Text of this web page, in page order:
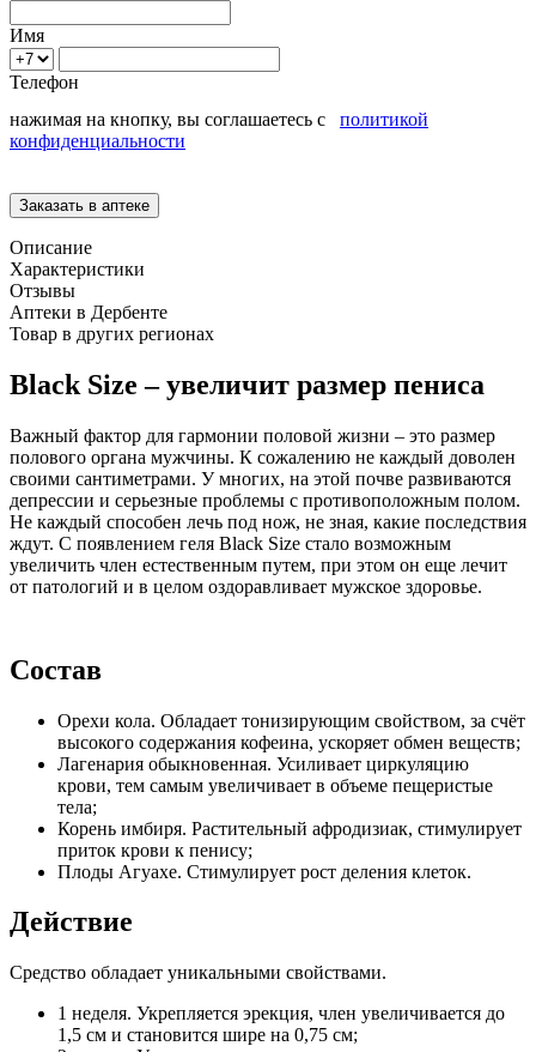
Имя
Телефон
нажимая на кнопку, вы соглашаетесь с политикой
конфиденциальности
Описание
Характеристики
Отзывы
Аптеки в Дербенте
Товар в других регионах
Black Size – увеличит размер пениса
Важный фактор для гармонии половой жизни – это размер
полового органа мужчины. К сожалению не каждый доволен
своими сантиметрами. У многих, на этой почве развиваются
депрессии и серьезные проблемы с противоположным полом.
Не каждый способен лечь под нож, не зная, какие последствия
ждут. С появлением геля Black Size стало возможным
увеличить член естественным путем, при этом он еще лечит
от патологий и в целом оздоравливает мужское здоровье.
Состав
Орехи кола. Обладает тонизирующим свойством, за счёт
высокого содержания кофеина, ускоряет обмен веществ;
Лагенария обыкновенная. Усиливает циркуляцию
крови, тем самым увеличивает в объеме пещеристые
тела;
Корень имбиря. Растительный афродизиак, стимулирует
приток крови к пенису;
Плоды Агуахе. Стимулирует рост деления клеток.
Действие
Средство обладает уникальными свойствами.
1 неделя. Укрепляется эрекция, член увеличивается до
1,5 см и становится шире на 0,75 см;